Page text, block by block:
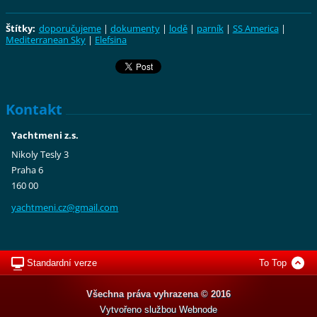
Štítky: doporučujeme | dokumenty | lodě | parník | SS America |
Mediterranean Sky | Elefsina
Kontakt
Yachtmeni z.s.
Nikoly Tesly 3
Praha 6
160 00
yachtmeni.cz@gmail.com
Standardní verze To Top
Všechna práva vyhrazena © 2016
Vytvořeno službou Webnode